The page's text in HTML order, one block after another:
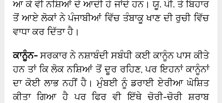
ਆ ਕੇ ਵੀ ਨਸ਼ਿਆਂ ਦੇ ਆਦੀ ਹੋ ਜਾਂਦੇ ਹਨ। ਯੂ. ਪੀ. ਤੇ ਬਿਹਾਰ
ਤੋਂ ਆਏ ਲੋਕਾਂ ਨੇ ਪੰਜਾਬੀਆਂ ਵਿੱਚ ਤੰਬਾਕੂ ਖਾਣ ਦੀ ਰੁਚੀ ਵਿੱਚ
ਵਾਧਾ ਕਰ ਦਿੱਤਾ ਹੈ।
ਕਾਨੂੰਨ-ਸਰਕਾਰ ਨੇ ਨਸ਼ਾਬੰਦੀ ਸਬੰਧੀ ਕਈ ਕਾਨੂੰਨ ਪਾਸ ਕੀਤੇ
ਹਨ ਤਾਂ ਕਿ ਲੋਕ ਨਸ਼ਿਆਂ ਤੋਂ ਦੂਰ ਰਹਿਣ, ਪਰ ਇਹਨਾਂ ਕਾਨੂੰਨਾਂ
ਦਾ ਕੋਈ ਲਾਭ ਨਹੀਂ ਹੈ। ਮੁੰਬਈ ਨੂੰ ਡਰਾਈ ਏਰੀਆ ਘੋਸ਼ਿਤ
ਕੀਤਾ ਗਿਆ ਹੈ ਪਰ ਫਿਰ ਵੀ ਇੱਥੇ ਚੋਰੀ-ਚੋਰੀ ਸ਼ਰਾਬ